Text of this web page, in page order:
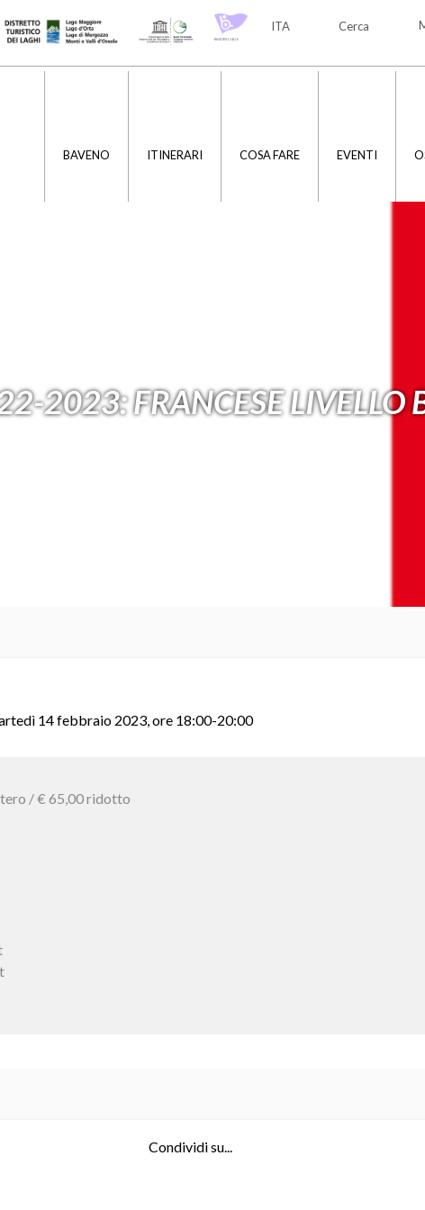
Cerca
ITA
BAVENO ITINERARI COSA FARE EVENTI
2023: FRANCESE LIVELLO
14 febbraio 2023, ore 18:00-20:00
/ € 65,00 ridotto
Condividi su...